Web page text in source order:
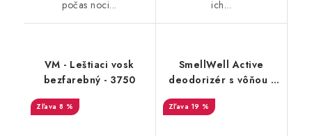
počas noci...
ich...
VM - Leštiaci vosk
bezfarebný - 3750
8 %
SmellWell Active
deodorizér s vôňou -
19 %